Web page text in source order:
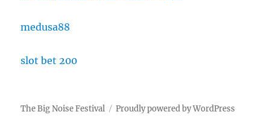
medusa88
slot bet 200
The Big Noise Festival Proudly powered by WordPress